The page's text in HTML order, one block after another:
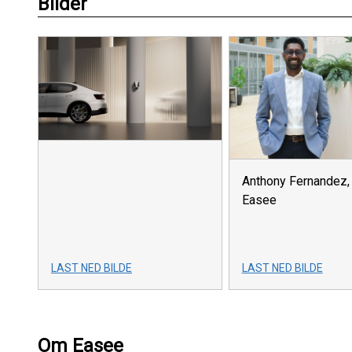
LAST NED BILDE
Anthony Fernandez,
Easee
LAST NED BILDE
Om Easee